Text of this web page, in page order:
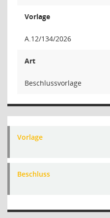
Vorlage
A.12/134/2026
Art
Beschlussvorlage
Vorlage
Beschluss